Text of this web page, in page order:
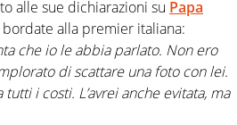
alle sue dichiarazioni su Papa
alla premier italiana:
che io le abbia parlato. Non ero
di scattare una foto con lei.
i costi. L’avrei anche evitata, ma